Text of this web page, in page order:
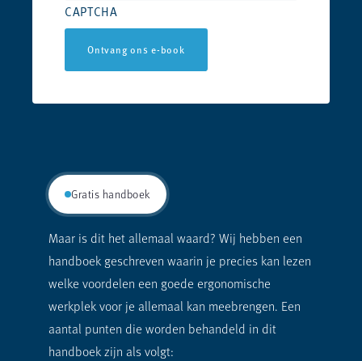
CAPTCHA
Ontvang ons e-book
Gratis handboek
Maar is dit het allemaal waard? Wij hebben een
handboek geschreven waarin je precies kan lezen
welke voordelen een goede ergonomische
werkplek voor je allemaal kan meebrengen. Een
aantal punten die worden behandeld in dit
handboek zijn als volgt: